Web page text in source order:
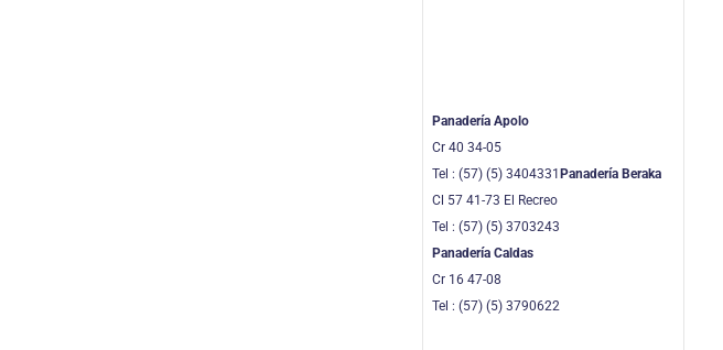
Panadería Apolo
Cr 40 34-05
Tel : (57) (5) 3404331 Panadería Beraka
Cl 57 41-73 El Recreo
Tel : (57) (5) 3703243
Panadería Caldas
Cr 16 47-08
Tel : (57) (5) 3790622